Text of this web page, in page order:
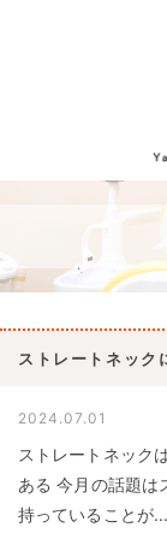
ストレートネック
2024.07.01
ストレートネック
ある 今月の話題は
持っていることが...